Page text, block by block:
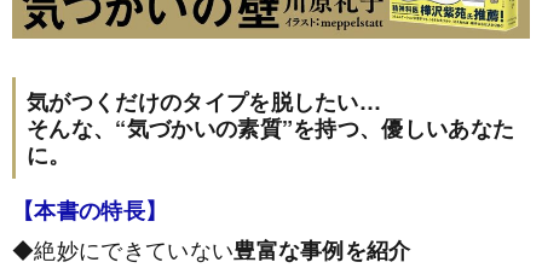
気がつくだけのタイプを脱したい…
そんな、“気づかいの素質”を持つ、優しいあなた
に。
【本書の特長】
◆絶妙にできていない豊富な事例を紹介